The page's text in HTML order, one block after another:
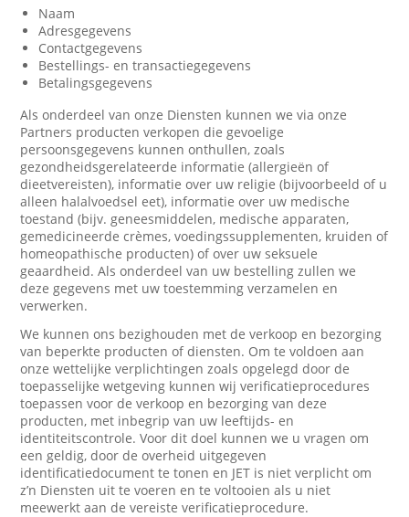
Naam
Adresgegevens
Contactgegevens
Bestellings- en transactiegegevens
Betalingsgegevens
Als onderdeel van onze Diensten kunnen we via onze
Partners producten verkopen die gevoelige
persoonsgegevens kunnen onthullen, zoals
gezondheidsgerelateerde informatie (allergieën of
dieetvereisten), informatie over uw religie (bijvoorbeeld of u
alleen halalvoedsel eet), informatie over uw medische
toestand (bijv. geneesmiddelen, medische apparaten,
gemedicineerde crèmes, voedingssupplementen, kruiden of
homeopathische producten) of over uw seksuele
geaardheid. Als onderdeel van uw bestelling zullen we
deze gegevens met uw toestemming verzamelen en
verwerken.
We kunnen ons bezighouden met de verkoop en bezorging
van beperkte producten of diensten. Om te voldoen aan
onze wettelijke verplichtingen zoals opgelegd door de
toepasselijke wetgeving kunnen wij verificatieprocedures
toepassen voor de verkoop en bezorging van deze
producten, met inbegrip van uw leeftijds- en
identiteitscontrole. Voor dit doel kunnen we u vragen om
een geldig, door de overheid uitgegeven
identificatiedocument te tonen en JET is niet verplicht om
z’n Diensten uit te voeren en te voltooien als u niet
meewerkt aan de vereiste verificatieprocedure.